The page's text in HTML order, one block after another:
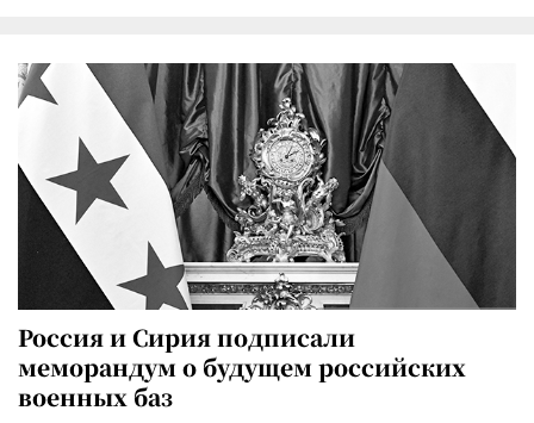
Россия и Сирия подписали
меморандум о будущем российских
военных баз